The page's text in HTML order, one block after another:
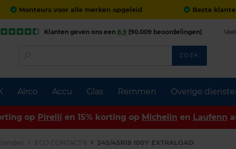
Monteurs voor alle merken opgeleid Beste
Airco Accu Glas Remmen Overige
Klanten geven ons een 8,9 (90.009 beoordelingen)
ZOEK
op Pirelli en 15% korting op Michelin en Laufenn
ECO CONTACT 6 245/45R18 100Y EXTRALOAD